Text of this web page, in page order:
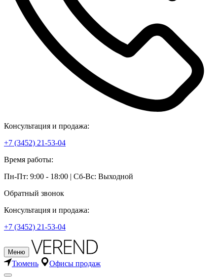
Консультация и продажа:
+7 (3452) 21-53-04
Время работы:
Пн-Пт: 9:00 - 18:00 | Сб-Вс: Выходной
Обратный звонок
Консультация и продажа:
+7 (3452) 21-53-04
Меню
Тюмень Офисы продаж